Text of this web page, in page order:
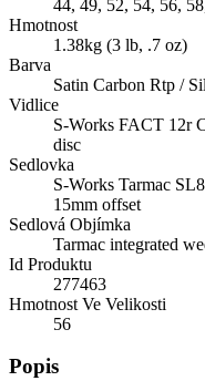
44, 49, 52, 54, 56,
Hmotnost
1.38kg (3 lb, .7 oz)
Barva
Satin Carbon Rtp /
Vidlice
S-Works FACT 12r
disc
Sedlovka
S-Works Tarmac
15mm offset
Sedlová Objímka
Tarmac integrated
Id Produktu
277463
Hmotnost Ve Velikosti
56
Popis